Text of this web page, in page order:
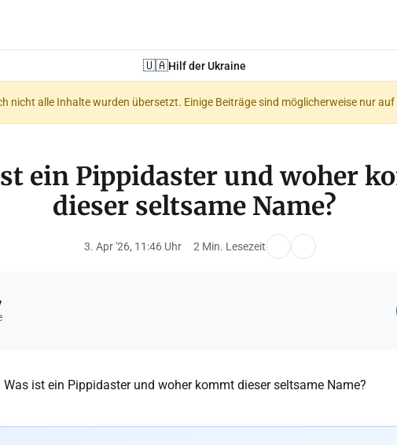
🇺🇦Hilf der Ukraine
nicht alle Inhalte wurden übersetzt. Einige Beiträge sind möglicherweise nur
ein Pippidaster und woher
dieser seltsame Name?
3. Apr '26, 11:46 Uhr 2 Min. Lesezeit